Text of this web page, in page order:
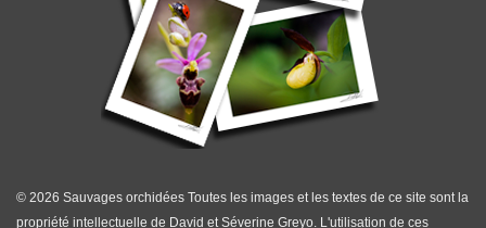
© 2026 Sauvages orchidées Toutes les images et les textes de ce site sont la
propriété intellectuelle de David et Séverine Greyo. L'utilisation de ces